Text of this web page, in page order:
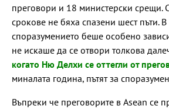
преговори и 18 министерски срещи.
срокове не бяха спазени шест пъти.
споразумението беше особено
не искаше да се отвори толкова
когато Ню Делхи се оттегли от
миналата година, пътят за
Въпреки че преговорите в Asean се